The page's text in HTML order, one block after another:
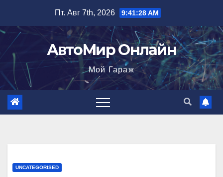
содержимому
Пт. Авг 7th, 2026 9:41:29 AM
АвтоМир Онлайн
Мой Гараж
UNCATEGORISED